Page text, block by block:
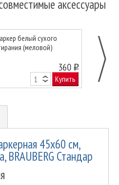
аксессуары
белый сухого
(меловой)
360 o
Купить
45х60 см,
BRAUBERG Стандар